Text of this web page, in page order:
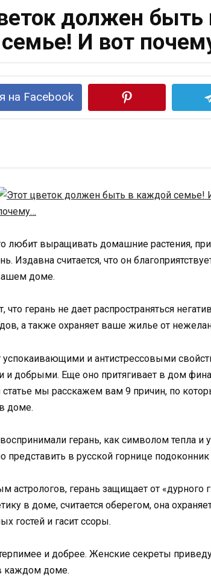
должен
семье! И вот
на Facebook
любит выращивать домашние растения,
Издавна считается, что он
доме.
герань не дает распространяться
а также охраняет ваше жилье от
успокаивающими и антистрессовыми
и добрыми. Еще оно притягивает в дом
мы расскажем вам 9 причин, по
доме.
герань, как символом тепла и
представить в русской горнице подоконник
астрологов, герань защищает от «дурного
в доме, считается оберегом, она
гостей и гасит ссоры.
и добрее. Женские секреты
каждом доме.